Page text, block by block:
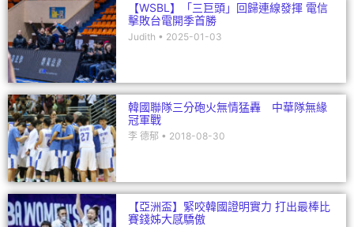
【WSBL】「三巨頭」回歸連線發揮 電信
擊敗台電開季首勝
Judith 2025-01-03
韓國聯隊三分砲火無情猛轟 中華隊無緣
冠軍戰
李 德郁 2018-08-30
【亞洲盃】緊咬韓國證明實力 打出最棒比
賽錢姊大感驕傲